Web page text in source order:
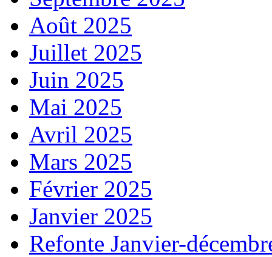
Août 2025
Juillet 2025
Juin 2025
Mai 2025
Avril 2025
Mars 2025
Février 2025
Janvier 2025
Refonte Janvier-